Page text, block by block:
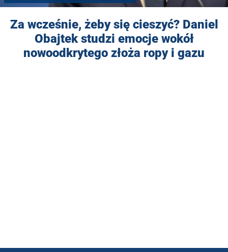
Za wcześnie, żeby się cieszyć? Daniel
Obajtek studzi emocje wokół
nowoodkrytego złoża ropy i gazu